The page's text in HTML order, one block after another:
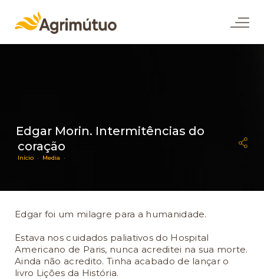
Edgar Morin. Intermitências do
coração
Início · Media ·
Edgar foi um milagre para a humanidade.
Estava nos cuidados paliativos do Hospital
Americano de Paris, nunca acreditei na sua morte.
Ainda não acredito. Tinha acabado de lançar o
livro Lições da História.